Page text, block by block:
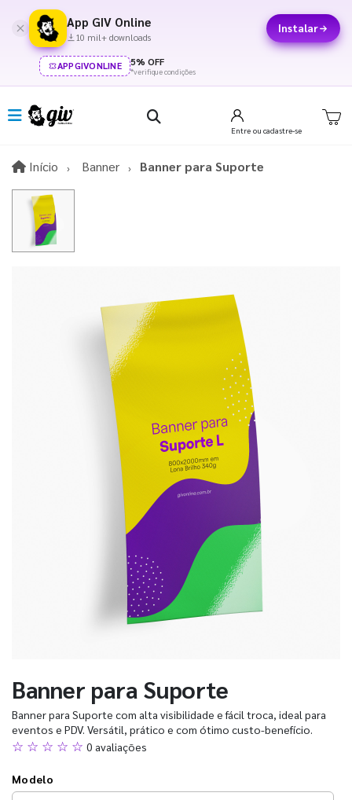
App GIV Online
10 mil+ downloads
Instalar
APPGIVONLINE 5% OFF
*verifique condições
Entre ou cadastre-se
Início InícioBanner Banner para Suporte
Banner para Suporte
Banner para Suporte com alta visibilidade e fácil troca, ideal para
eventos e PDV. Versátil, prático e com ótimo custo-benefício.
☆ ☆ ☆ ☆ ☆ 0 avaliações
Modelo